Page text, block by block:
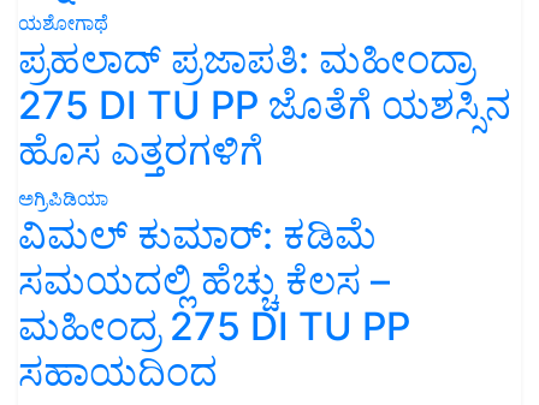
ಯಶೋಗಾಥೆ
ಪ್ರಹಲಾದ್ ಪ್ರಜಾಪತಿ: ಮಹೀಂದ್ರಾ
275 DI TU PP ಜೊತೆಗೆ ಯಶಸ್ಸಿನ
ಹೊಸ ಎತ್ತರಗಳಿಗೆ
ಅಗ್ರಿಪಿಡಿಯಾ
ವಿಮಲ್ ಕುಮಾರ್: ಕಡಿಮೆ
ಸಮಯದಲ್ಲಿ ಹೆಚ್ಚು ಕೆಲಸ –
ಮಹೀಂದ್ರ 275 DI TU PP
ಸಹಾಯದಿಂದ